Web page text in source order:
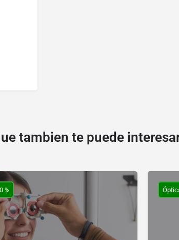
tambien te puede
%